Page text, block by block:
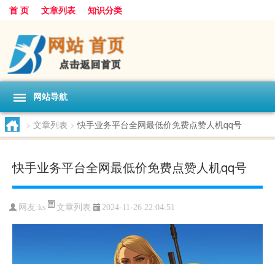
首 页 文章列表 知识分类
网站导航
> 文章列表 > 快手业务平台全网最低价免费点赞人机qq号
快手业务平台全网最低价免费点赞人机qq号
网友:ks 文章列表 2024-11-26 22:04:51